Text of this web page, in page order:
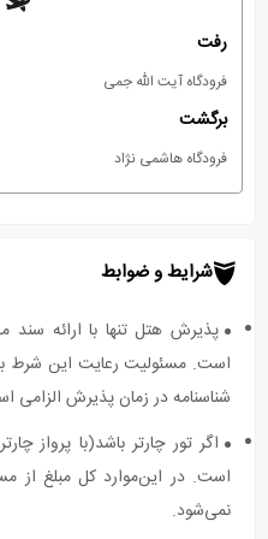
رفت
فرودگاه آیت الله جمی
برگشت
فرودگاه هاشمی نژاد
شرایط و ضوابط
پذیرش هتل تنها با ارائه سند
است. مسئولیت رعایت این شرط
شناسنامه در زمان پذیرش الزامی
اگر تور چارتر باشد(با پرواز
است. در این‌موارد کل مبلغ از
نمی‌شود.